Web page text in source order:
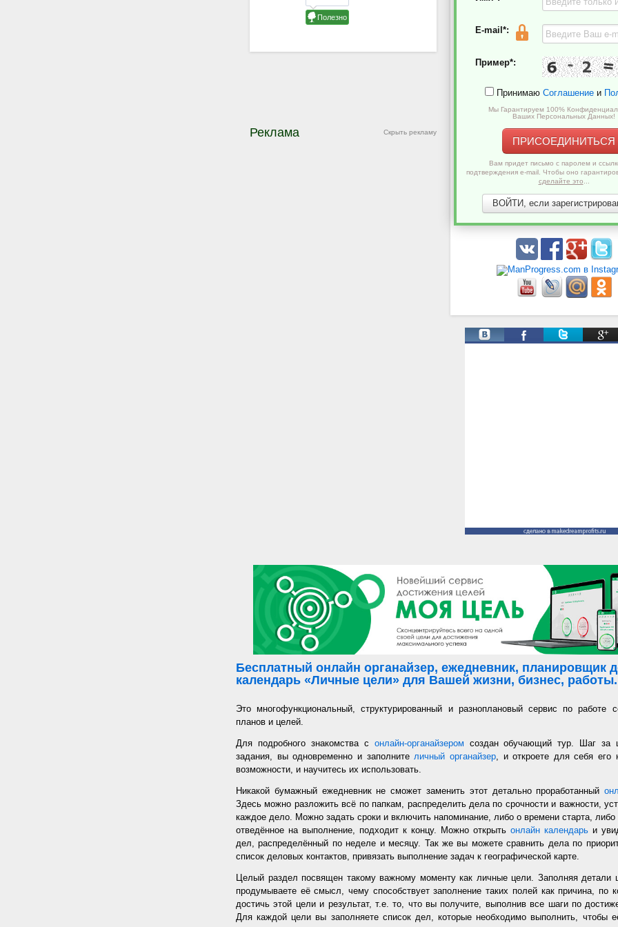
Скрыть рекламу
Реклама
E-mail*:
Пример*:
Принимаю Соглашениеи
Мы Гарантируем 100%
Ваших Персональных Данных!
ПРИСОЕДИНИТЬСЯ
Вам придет письмо с паролем и
подтверждения e-mail. Чтобы оно
сделайте это
ВОЙТИ, если
Бесплатный онлайн органайзер, ежедневник, планировщик
календарь «Личные цели» для Вашей жизни, бизнес,
Это многофункциональный, структурированный и разноплановый сервис по работе
планов и целей.
Для подробного знакомства с онлайн-органайзером создан обучающий тур. Шаг за
задания, вы одновременно и заполнителичный органайзер, и откроете для себя его
возможности, и научитесь их использовать.
Никакой бумажный ежедневник не сможет заменить этот детально проработанный
Здесь можно разложить всё по папкам, распределить дела по срочности и важности,
каждое дело. Можно задать сроки и включить напоминание, либо о времени старта,
отведённое на выполнение, подходит к концу. Можно открыть онлайн календарь и
дел, распределённый по неделе и месяцу. Так же вы можете сравнить дела по
список деловых контактов, привязать выполнение задач к географической карте.
Целый раздел посвящен такому важному моменту как личные цели. Заполняя детали
продумываете её смысл, чему способствует заполнение таких полей как причина, по
достичь этой цели и результат, т.е. то, что вы получите, выполнив все шаги по
Для каждой цели вы заполняете список дел, которые необходимо выполнить, чтобы